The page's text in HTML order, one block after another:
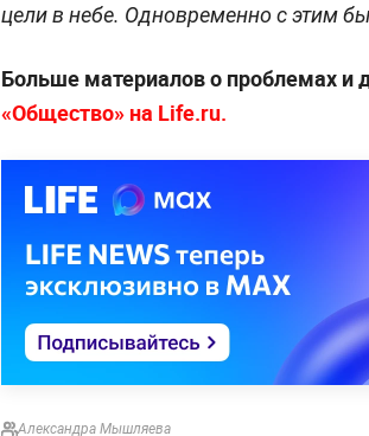
цели в небе. Одновременно с этим
Больше материалов о проблемах и
«Общество» на Life.ru.
Александра Мышляева